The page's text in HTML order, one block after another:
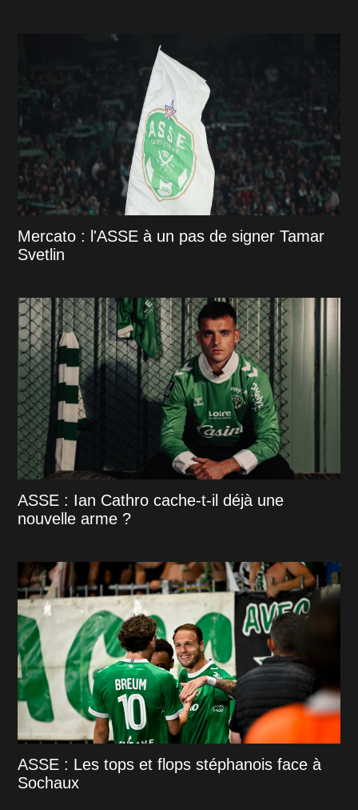
Mercato : l'ASSE à un pas de signer Tamar
Svetlin
ASSE : Ian Cathro cache-t-il déjà une
nouvelle arme ?
ASSE : Les tops et flops stéphanois face à
Sochaux